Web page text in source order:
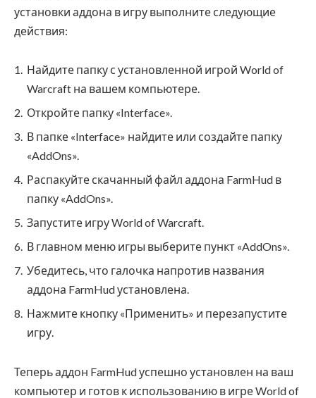
установки аддона в игру выполните следующие
действия:
Найдите папку с установленной игрой World of
Warcraft на вашем компьютере.
Откройте папку «Interface».
В папке «Interface» найдите или создайте папку
«AddOns».
Распакуйте скачанный файл аддона FarmHud в
папку «AddOns».
Запустите игру World of Warcraft.
В главном меню игры выберите пункт «AddOns».
Убедитесь, что галочка напротив названия
аддона FarmHud установлена.
Нажмите кнопку «Применить» и перезапустите
игру.
Теперь аддон FarmHud успешно установлен на ваш
компьютер и готов к использованию в игре World of